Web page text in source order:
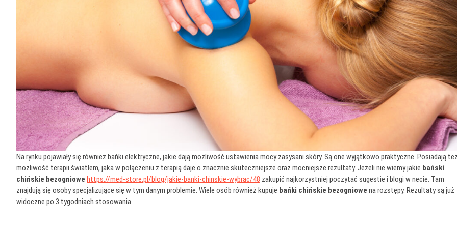
Na rynku pojawiały się również bańki elektryczne, jakie dają możliwość ustawienia mocy zasysani skóry. Są one wyjątkowo praktyczne. Posiadają
możliwość terapii światłem, jaka w połączeniu z terapią daje o znacznie skuteczniejsze oraz mocniejsze rezultaty. Jeżeli nie wiemy jakie bański
chińskie bezogniowe https://med-store.pl/blog/jakie-banki-chinskie-wybrac/48 zakupić najkorzystniej poczytać sugestie i blogi w necie. Tam
znajdują się osoby specjalizujące się w tym danym problemie. Wiele osób również kupuje bańki chińskie bezogniowe na rozstępy. Rezultaty są już
widoczne po 3 tygodniach stosowania.